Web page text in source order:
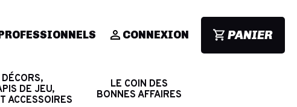
CONNEXION PANIER
DÉCORS,
DE JEU,
ACCESSOIRES
LE COIN DES
BONNES AFFAIRES